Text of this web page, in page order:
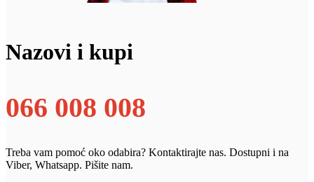
Nazovi i kupi
066 008 008
Treba vam pomoć oko odabira? Kontaktirajte nas. Dostupni i na
Viber, Whatsapp. Pišite nam.